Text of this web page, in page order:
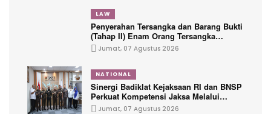
LAW
Penyerahan Tersangka dan Barang Bukti
(Tahap II) Enam Orang Tersangka
Perkara Korupsi PETRAL, PES dan ISC
Jumat, 07 Agustus 2026
NATIONAL
Sinergi Badiklat Kejaksaan RI dan BNSP
Perkuat Kompetensi Jaksa Melalui
Sertifikasi Profesional
Jumat, 07 Agustus 2026